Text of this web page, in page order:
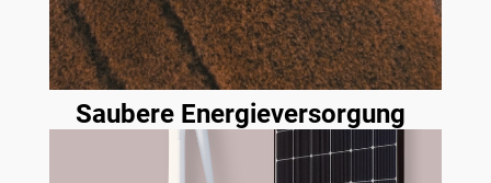
Saubere Energieversorgung
Energieerzeugungssystem